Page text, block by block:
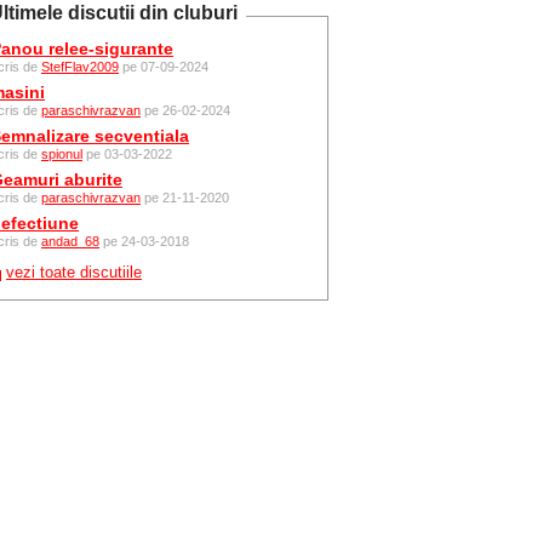
discutii din cluburi
relee-sigurante
de StefFlav2009 pe 07-09-2024
de paraschivrazvan pe 26-02-2024
secventiala
de spionul pe 03-03-2022
aburite
de paraschivrazvan pe 21-11-2020
de andad_68 pe 24-03-2018
vezi toate discutiile